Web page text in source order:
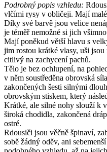
Podrobný popis vzhledu:
vlčími rysy v obličeji. Mají
Díky své barvě jsou velice
je téměř nemožné si jich
Mají poněkud větší hlavu s
jim rostou krátké vlasy, uši
citlivý na zachycení pachů.
Tělo je bez ochlupení, na
v něm soustředěna obrovská
zakončených šesti silnými
obrovským stiskem, který
Krátké, ale silné nohy slouží k
široká chodidla, zakončená
ostré.
Rdousiči jsou věčně špinaví,
sobě žádný oděv, ani